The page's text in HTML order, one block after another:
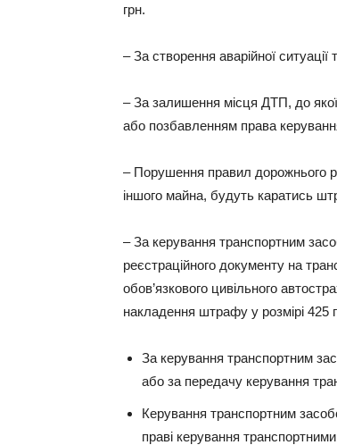
грн.
– За створення аварійної
– За залишення місця ДТП, до
або позбавленням права
– Порушення правил дорожнього
іншого майна, будуть каратись
– За керування транспортним
реєстраційного документу на
обов’язкового цивільного
накладення штрафу у розмірі 425
За керування транспортним
або за передачу керування
Керування транспортним
праві керування